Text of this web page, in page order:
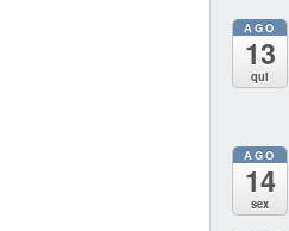
AGO
13
qui
AGO
14
sex